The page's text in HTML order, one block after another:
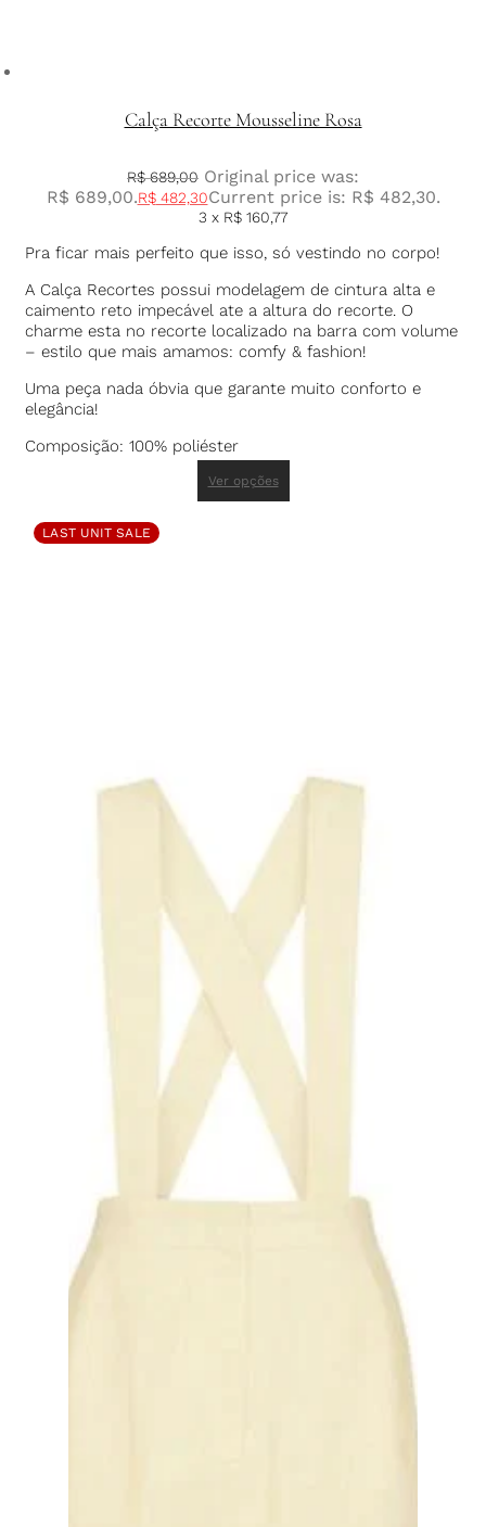
Calça Recorte Mousseline Rosa
R$689,00 Original price was:
R$ 689,00.R$482,30Current price is: R$ 482,30.
3 x R$ 160,77
Pra ficar mais perfeito que isso, só vestindo no corpo!
A Calça Recortes possui modelagem de cintura alta e
caimento reto impecável ate a altura do recorte. O
charme esta no recorte localizado na barra com volume
– estilo que mais amamos: comfy & fashion!
Uma peça nada óbvia que garante muito conforto e
elegância!
Composição: 100% poliéster
Ver opções
LAST UNIT SALE